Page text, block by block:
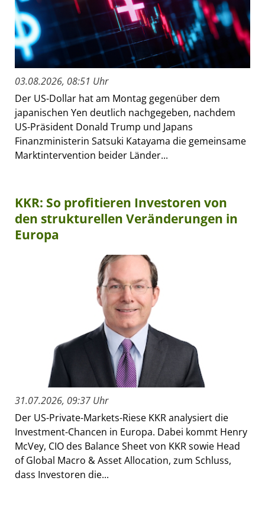
03.08.2026, 08:51 Uhr
Der US-Dollar hat am Montag gegenüber dem
japanischen Yen deutlich nachgegeben, nachdem
US-Präsident Donald Trump und Japans
Finanzministerin Satsuki Katayama die gemeinsame
Marktintervention beider Länder...
KKR: So profitieren Investoren von
den strukturellen Veränderungen in
Europa
31.07.2026, 09:37 Uhr
Der US-Private-Markets-Riese KKR analysiert die
Investment-Chancen in Europa. Dabei kommt Henry
McVey, CIO des Balance Sheet von KKR sowie Head
of Global Macro & Asset Allocation, zum Schluss,
dass Investoren die...